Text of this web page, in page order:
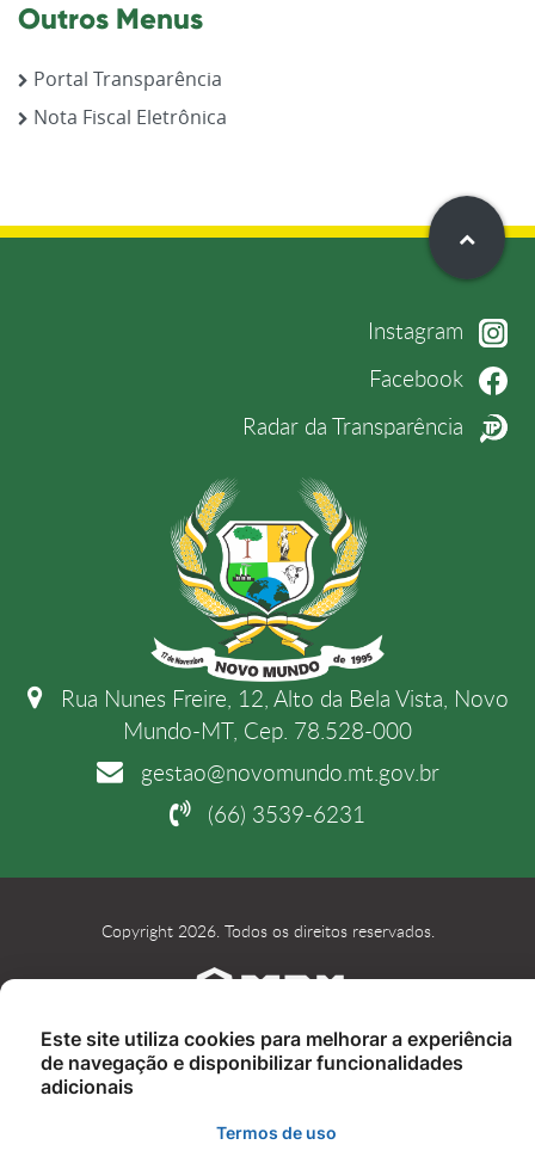
Outros Menus
Portal Transparência
Nota Fiscal Eletrônica
Instagram
Facebook
Radar da Transparência
Rua Nunes Freire, 12, Alto da Bela Vista, Novo
Mundo-MT, Cep. 78.528-000
gestao@novomundo.mt.gov.br
(66) 3539-6231
Copyright 2026. Todos os direitos reservados.
Este site utiliza cookies para melhorar a experiência
de navegação e disponibilizar funcionalidades
adicionais
Termos de uso